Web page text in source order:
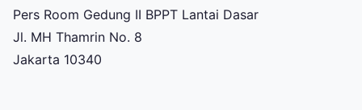
Pers Room Gedung II BPPT Lantai Dasar
Jl. MH Thamrin No. 8
Jakarta 10340